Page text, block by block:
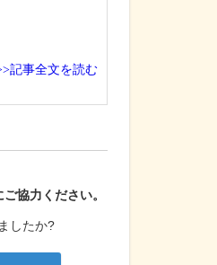
協力ください。
したか?
記事全文を読む